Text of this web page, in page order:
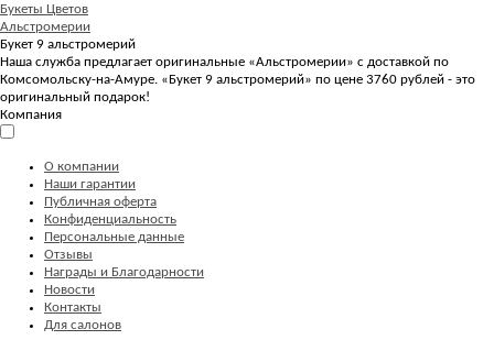
Букеты Цветов
Альстромерии
Букет 9 альстромерий
Наша служба предлагает оригинальные «Альстромерии» с доставкой по
Комсомольску-на-Амуре. «Букет 9 альстромерий» по цене 3760 рублей - это
оригинальный подарок!
Компания
О компании
Наши гарантии
Публичная оферта
Конфиденциальность
Персональные данные
Отзывы
Награды и Благодарности
Новости
Контакты
Для салонов